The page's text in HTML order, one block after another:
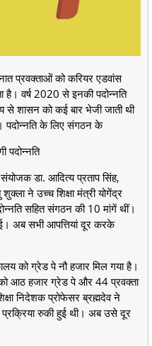
प्रवक्ताओं को करियर एडवांस
है। वर्ष 2020 से इनकी पदोन्नति
से शासन को कई बार भेजी जाती थी
पदोन्नति के लिए संगठन के
पदोन्नति
डा. आदित्य प्रताप सिंह,
ने उच्च शिक्षा मंत्री योगेंद्र
सहित संगठन की 10 मांगें थीं।
अब सभी आपत्तियां दूर करके
को ग्रेड पे नौ हजार मिल गया है।
आठ हजार ग्रेड पे और 44 प्रवक्ता
निदेशक प्रोफेसर ब्रह्मदेव ने
प्रक्रिया रुकी हुई थी। अब उसे दूर